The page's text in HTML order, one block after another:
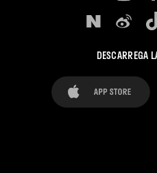
DESCARREGA